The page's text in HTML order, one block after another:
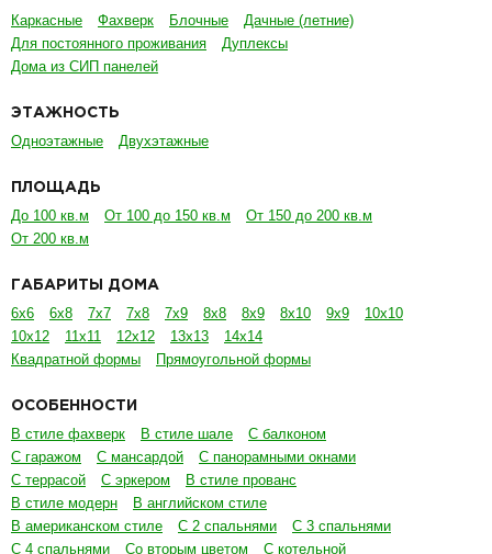
Каркасные Фахверк Блочные
Дачные (летние)
Для постоянного проживания
Дуплексы
Дома из СИП панелей
ЭТАЖНОСТЬ
Одноэтажные Двухэтажные
ПЛОЩАДЬ
До 100 кв.м От 100 до 150 кв.м
От 150 до 200 кв.м
От 200 кв.м
ГАБАРИТЫ ДОМА
6х6 6х8 7х7 7х8 7х9 8х8 8х9 8х10 9х9
10х10
10х12
11х11 12х12 13х13
14х14
Квадратной формы
Прямоугольной формы
ОСОБЕННОСТИ
В стиле фахверк В стиле шале
С балконом
С гаражом
С мансардой
С панорамными окнами
С террасой
С эркером
В стиле прованс
В стиле модерн
В английском стиле
В американском стиле
С 2 спальнями
С 3 спальнями
С 4 спальнями
Со вторым цветом
С котельной